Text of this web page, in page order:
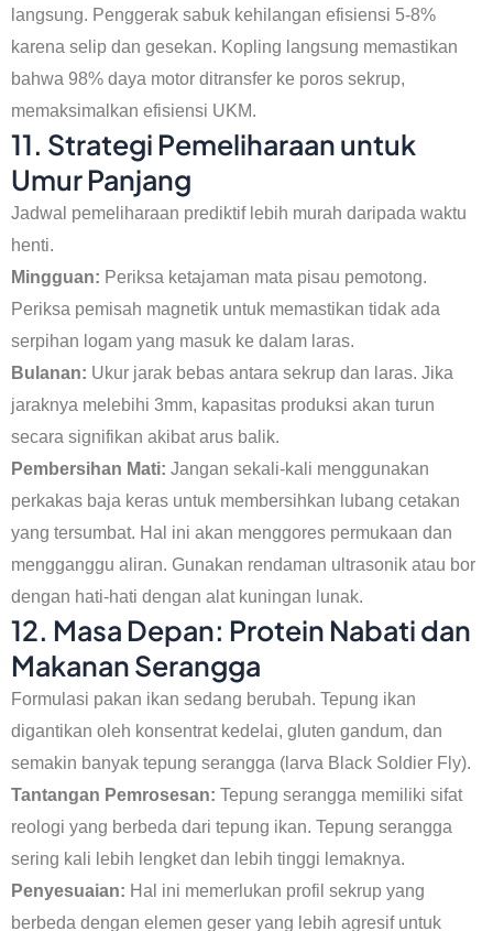
langsung. Penggerak sabuk kehilangan efisiensi 5-8%
karena selip dan gesekan. Kopling langsung memastikan
bahwa 98% daya motor ditransfer ke poros sekrup,
memaksimalkan efisiensi UKM.
11. Strategi Pemeliharaan untuk
Umur Panjang
Jadwal pemeliharaan prediktif lebih murah daripada waktu
henti.
Mingguan: Periksa ketajaman mata pisau pemotong.
Periksa pemisah magnetik untuk memastikan tidak ada
serpihan logam yang masuk ke dalam laras.
Bulanan: Ukur jarak bebas antara sekrup dan laras. Jika
jaraknya melebihi 3mm, kapasitas produksi akan turun
secara signifikan akibat arus balik.
Pembersihan Mati: Jangan sekali-kali menggunakan
perkakas baja keras untuk membersihkan lubang cetakan
yang tersumbat. Hal ini akan menggores permukaan dan
mengganggu aliran. Gunakan rendaman ultrasonik atau bor
dengan hati-hati dengan alat kuningan lunak.
12. Masa Depan: Protein Nabati dan
Makanan Serangga
Formulasi pakan ikan sedang berubah. Tepung ikan
digantikan oleh konsentrat kedelai, gluten gandum, dan
semakin banyak tepung serangga (larva Black Soldier Fly).
Tantangan Pemrosesan: Tepung serangga memiliki sifat
reologi yang berbeda dari tepung ikan. Tepung serangga
sering kali lebih lengket dan lebih tinggi lemaknya.
Penyesuaian: Hal ini memerlukan profil sekrup yang
berbeda dengan elemen geser yang lebih agresif untuk